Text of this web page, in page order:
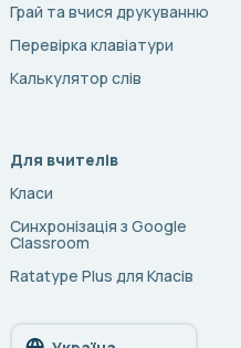
Грай та вчися друкуванню
Перевірка клавіатури
Калькулятор слів
Для вчителів
Класи
Синхронізація з Google
Classroom
Ratatype Plus для Класів